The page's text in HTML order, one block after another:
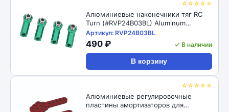
☆☆☆☆☆
Алюминиевые наконечники тяг RC
Turn (#RVP24B03BL) Aluminum
Straight Link Steering Rod Ends with
M4 CW Thread Bore for 1/10 RC
Crawler 4pcs: Black
Артикул: RVP24B03BL
490 ₽ ✓ В наличии
В корзину
☆☆☆☆☆
Алюминиевые регулировочные
пластины амортизаторов для